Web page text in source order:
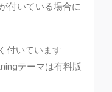
付いている場合に
付いています
テーマは有料版